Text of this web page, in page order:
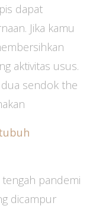
dapat
Jika kamu
aktivitas usus.
sendok the
tengah pandemi
dicampur